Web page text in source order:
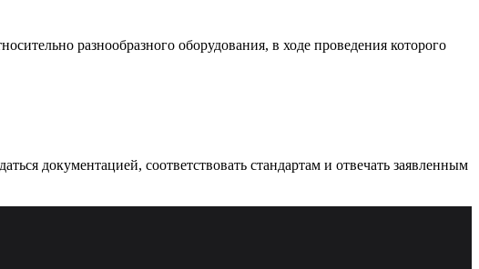
разнообразного оборудования, в ходе проведения которого
документацией, соответствовать стандартам и отвечать заявленным